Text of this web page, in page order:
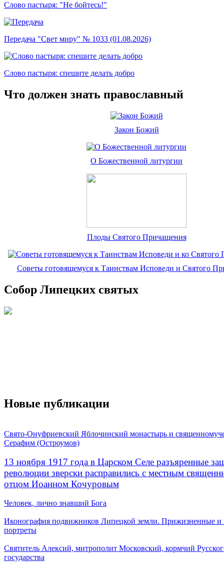
Слово пастыря: "Не бойтесь!"
Передача "Свет миру" № 1033 (01.08.2026)
Слово пастыря: спешите делать добро
Что должен знать православный
Закон Божий
О Божественной литургии
Плоды Святого Причащения
Советы готовящемуся к Таинствам Исповеди и Святого
Собор Липецких святых
Новые публикации
Свято-Онуфриевский Яблочинский монастырь и
Серафим (Остроумов)
13 ноября 1917 года в Царском Селе разъяренные
революции зверски расправились с местным
отцом Иоанном Кочуровым
Человек, лично знавший Бога
Иконография подвижников Липецкой земли. Прижизненные и
портреты
Святитель Алексий, митрополит Московский, кормчий
государства